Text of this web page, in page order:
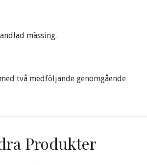
mässing.
två medföljande genomgående
Produkter